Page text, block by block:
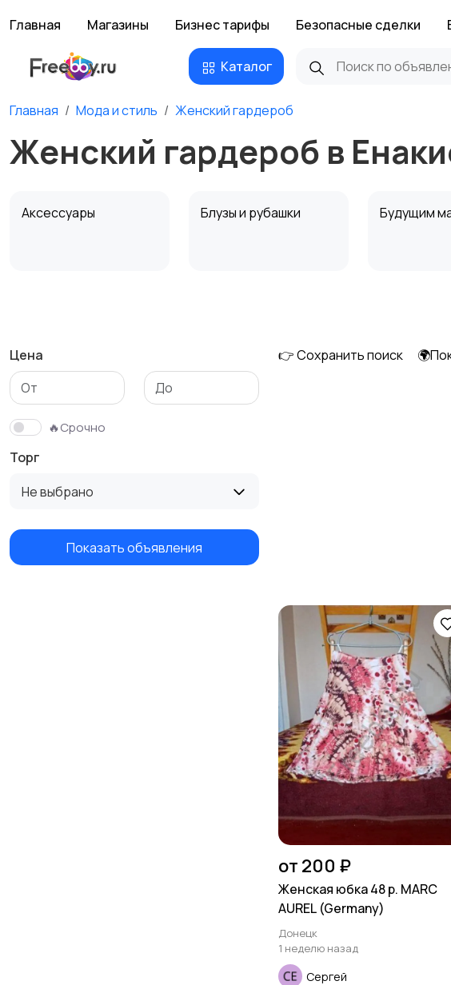
Главная Магазины Бизнес тарифы Безопасные сделки
Каталог
Главная Мода и стиль Женский гардероб
Женский гардероб в
Аксессуары Блузы и рубашки Будущим
Нижнее
Трикотаж Спортивная одежда
Цена
🔥Срочно
Торг
Не выбрано
Показать объявления
👉 Сохранить поиск
от 200 ₽
Женская юбка 48 р. MARC
AUREL (Germany)
Донецк
1 неделю назад
Сергей